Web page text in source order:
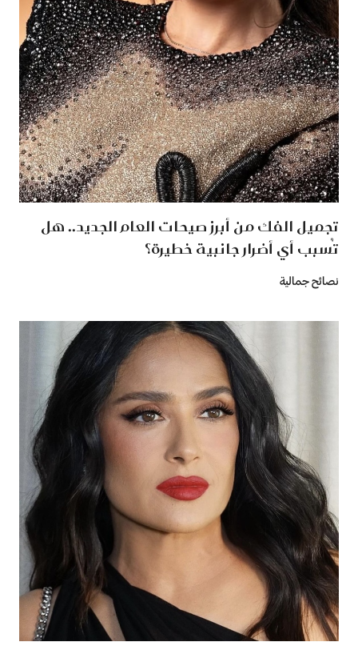
تجميل الفك من أبرز صيحات العام الجديد.. هل
تُسبب أي أضرار جانبية خطيرة؟
نصائح جمالية